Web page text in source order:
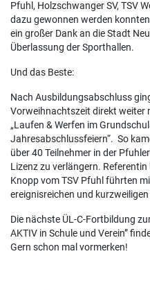
Pfuhl, Holzschwanger SV, TSV
dazu gewonnen werden
ein großer Dank an die Stadt
Überlassung der Sporthallen.
Und das Beste:
Nach Ausbildungsabschluss
Vorweihnachtszeit direkt weiter
„Laufen & Werfen im
Jahresabschlussfeiern“. So
über 40 Teilnehmer in der
Lizenz zu verlängern.
Knopp vom TSV Pfuhl führten
ereignisreichen und kurzweiligen
Die nächste ÜL-C-Fortbildung
AKTIV in Schule und Verein”
Gern schon mal vormerken!